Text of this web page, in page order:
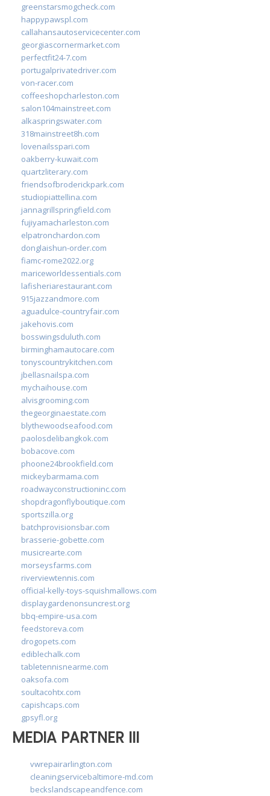
greenstarsmogcheck.com
happypawspl.com
callahansautoservicecenter.com
georgiascornermarket.com
perfectfit24-7.com
portugalprivatedriver.com
von-racer.com
coffeeshopcharleston.com
salon104mainstreet.com
alkaspringswater.com
318mainstreet8h.com
lovenailsspari.com
oakberry-kuwait.com
quartzliterary.com
friendsofbroderickpark.com
studiopiattellina.com
jannagrillspringfield.com
fujiyamacharleston.com
elpatronchardon.com
donglaishun-order.com
fiamc-rome2022.org
mariceworldessentials.com
lafisheriarestaurant.com
915jazzandmore.com
aguadulce-countryfair.com
jakehovis.com
bosswingsduluth.com
birminghamautocare.com
tonyscountrykitchen.com
jbellasnailspa.com
mychaihouse.com
alvisgrooming.com
thegeorginaestate.com
blythewoodseafood.com
paolosdelibangkok.com
bobacove.com
phoone24brookfield.com
mickeybarmama.com
roadwayconstructioninc.com
shopdragonflyboutique.com
sportszilla.org
batchprovisionsbar.com
brasserie-gobette.com
musicrearte.com
morseysfarms.com
riverviewtennis.com
official-kelly-toys-squishmallows.com
displaygardenonsuncrest.org
bbq-empire-usa.com
feedstoreva.com
drogopets.com
ediblechalk.com
tabletennisnearme.com
oaksofa.com
soultacohtx.com
capishcaps.com
gpsyfl.org
MEDIA PARTNER III
vwrepairarlington.com
cleaningservicebaltimore-md.com
beckslandscapeandfence.com